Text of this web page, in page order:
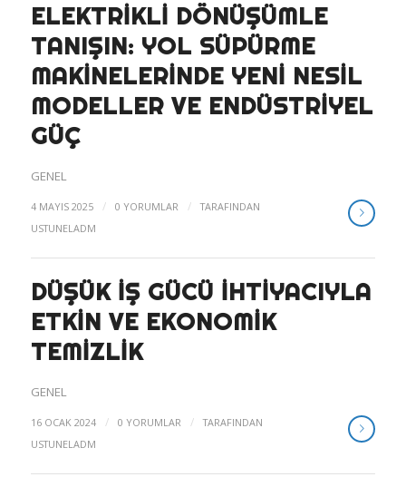
ELEKTRIKLI DÖNÜŞÜMLE
TANIŞIN: YOL SÜPÜRME
MAKINELERINDE YENI NESIL
MODELLER VE ENDÜSTRIYEL
GÜÇ
GENEL
4 MAYIS 2025 / 0 YORUMLAR /
TARAFINDAN
USTUNELADM
DÜŞÜK İŞ GÜCÜ İHTIYACIYLA
ETKIN VE EKONOMIK
TEMIZLIK
GENEL
16 OCAK 2024 / 0 YORUMLAR /
TARAFINDAN
USTUNELADM